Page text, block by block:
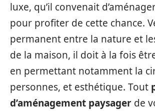
luxe, qu’il convenait
pour profiter de cette chance.
permanent entre la nature et
de la maison, il doit à la fois
en permettant notamment la
personnes, et esthétique. Tout
d’aménagement paysager de